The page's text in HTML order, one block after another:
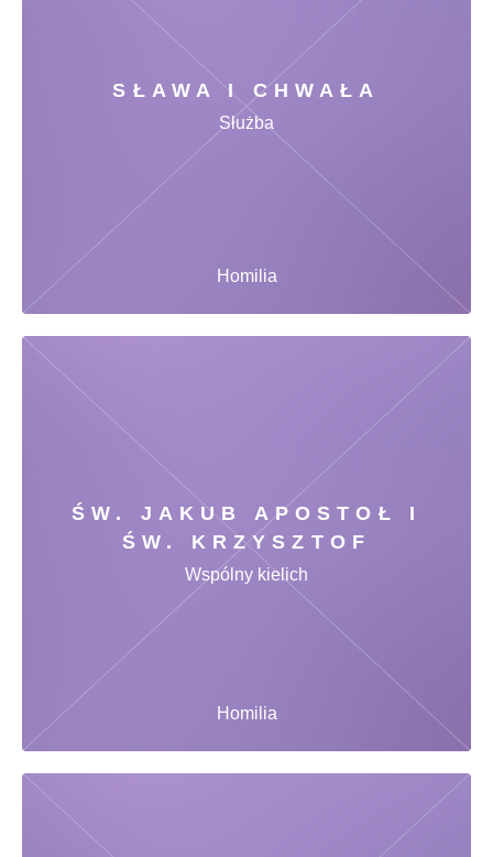
SŁAWA I CHWAŁA
Homilia
Służba
ŚW. JAKUB APOSTOŁ I
ŚW. KRZYSZTOF
Homilia
Wspólny kielich